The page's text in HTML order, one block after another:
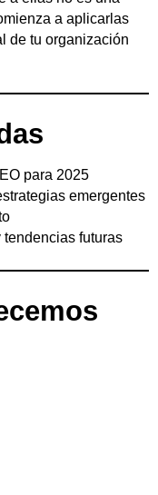
a aplicarlas
de tu organización
para 2025
emergentes
futuras